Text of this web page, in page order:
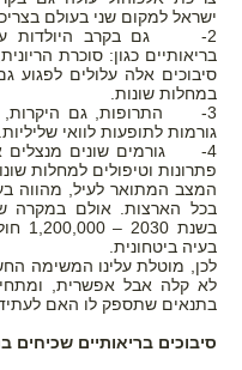
ישראל למקום שני בעולם
2- גם בקרב היולדות
בריאותיים כגון: סוכרת
סיבוכים אלה עלולים לפגוע
במחלות שונות.
3- התרופות, גם היקרות,
גורמות לתופעות לוואי שליליות.
4- גורמים שונים מנצלים
פתרונות וטיפולים למחלות
המצב המתואר לעיל, מהווה
בכל הארצות. אולם במקרה
בשנת 2030 – 000
,
200
,
בעיה ביטחונית.
לכן, מוטלת עלינו המשימה
לא קלה אבל אפשרית,
בתנאים שתספק לו האם לעתיד
סיבוכים בריאותיים שכיחים
בלידה
ועכשיו
הגעת
הצטרפי
המדריך ללידה